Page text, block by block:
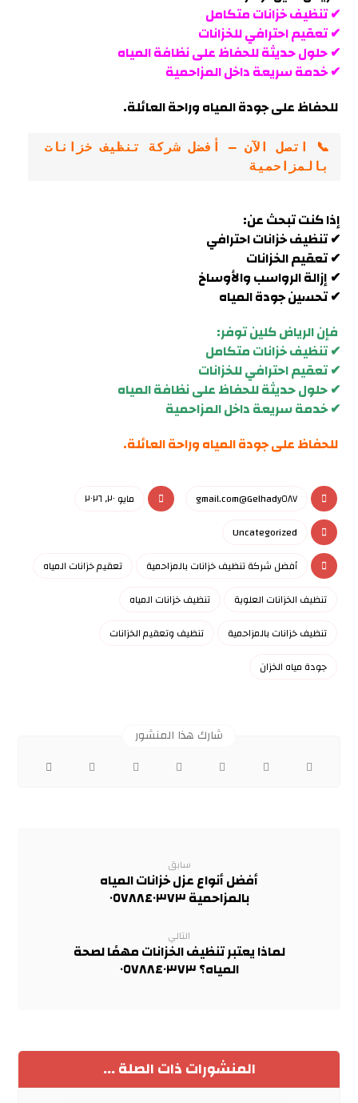
✔ تنظيف خزانات متكامل
✔ تعقيم احترافي للخزانات
✔ حلول حديثة للحفاظ على نظافة المياه
✔ خدمة سريعة داخلالمزاحمية
للحفاظ على جودة المياه وراحة العائلة.
بالمزاحمية
إذا كنت تبحث عن:
✔ تنظيف خزانات احترافي
✔ تعقيم الخزانات
✔ إزالة الرواسب والأوساخ
✔ تحسين جودة المياه
فإن الرياض كلين توفر:
✔ تنظيف خزانات متكامل
✔ تعقيم احترافي للخزانات
✔ حلول حديثة للحفاظ على نظافة المياه
✔ خدمة سريعة داخلالمزاحمية
للحفاظ على جودة المياه وراحة العائلة.
Gelhady٥٨٧@gmail.com
مايو ٢٠, ٢٠٢٦
Uncategorized
أفضل شركة تنظيف خزانات بالمزاحمية
تعقيم خزانات المياه
تنظيف الخزانات العلوية
تنظيف خزانات المياه
تنظيف خزانات بالمزاحمية
تنظيف وتعقيم الخزانات
جودة مياه الخزان
سابق
أفضل أنواع عزل خزانات المياه
بالمزاحمية ٠٥٧٨٨٤٠٣٧٣
التالي
لماذا يعتبر تنظيف الخزانات مهمًا لصحة
المياه؟ ٠٥٧٨٨٤٠٣٧٣
المنشورات ذات الصلة ...